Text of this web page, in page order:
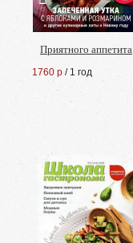
Приятного аппетита
1760 р / 1 год